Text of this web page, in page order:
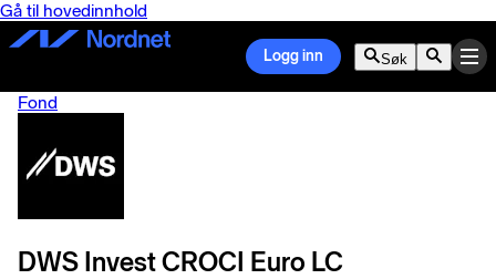
Gå til hovedinnhold
Logg inn Søk
Fond
DWS Invest CROCI Euro LC